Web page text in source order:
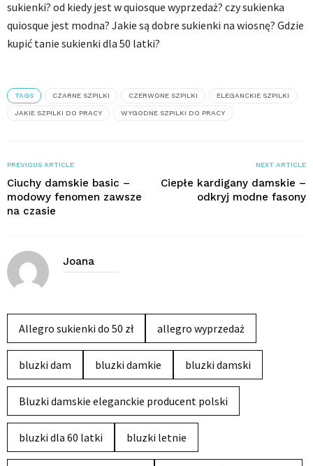
sukienki? od kiedy jest w quiosque wyprzedaż? czy sukienka
quiosque jest modna? Jakie są dobre sukienki na wiosnę? Gdzie
kupić tanie sukienki dla 50 latki?
TAGS CZARNE SZPILKI CZERWONE SZPILKI ELEGANCKIE SZPILKI
JAKIE SZPILKI DO PRACY WYGODNE SZPILKI DO PRACY
PREVIOUS ARTICLE
Ciuchy damskie basic –
modowy fenomen zawsze
na czasie
NEXT ARTICLE
Ciepłe kardigany damskie –
odkryj modne fasony
Joana
Allegro sukienki do 50 zł allegro wyprzedaż
bluzki dam bluzki damkie bluzki damski
Bluzki damskie eleganckie producent polski
bluzki dla 60 latki bluzki letnie